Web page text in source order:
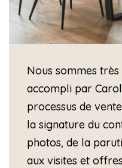
Nous sommes
accompli par
processus de
la signature du
photos, de la
aux visites et